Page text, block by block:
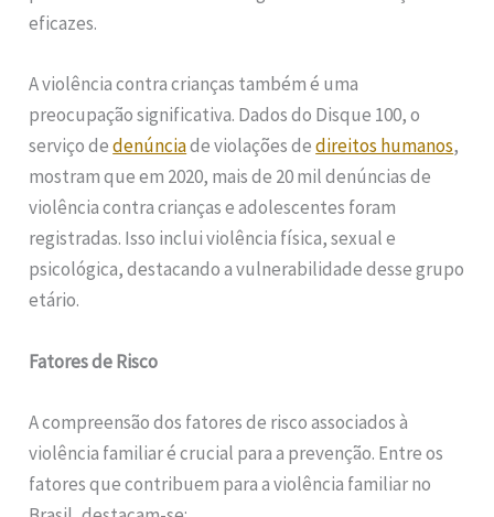
eficazes.
A violência contra crianças também é uma
preocupação significativa. Dados do Disque 100, o
serviço dedenúnciade violações dedireitos humanos,
mostram que em 2020, mais de 20 mil denúncias de
violência contra crianças e adolescentes foram
registradas. Isso inclui violência física, sexual e
psicológica, destacando a vulnerabilidade desse grupo
etário.
Fatores de Risco
A compreensão dos fatores de risco associados à
violência familiar é crucial para a prevenção. Entre os
fatores que contribuem para a violência familiar no